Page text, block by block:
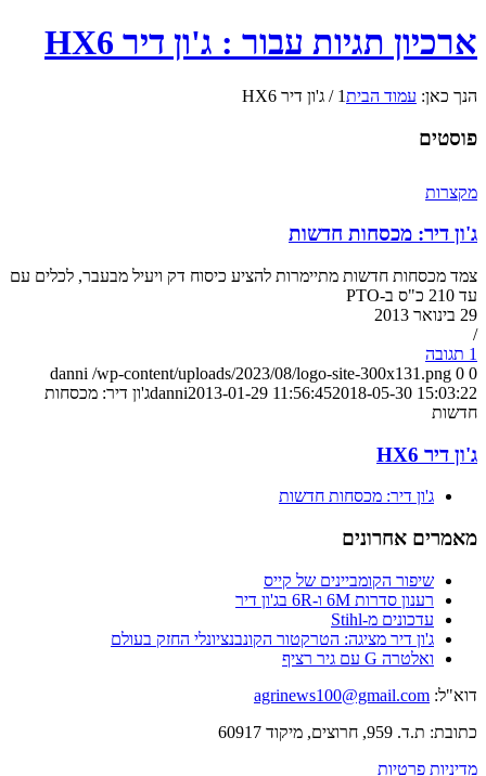
ארכיון תגיות עבור : ג'ון דיר HX6
הנך כאן: עמוד הבית1
/ ג'ון דיר HX6
פוסטים
מקצרות
ג'ון דיר: מכסחות חדשות
צמד מכסחות חדשות מתיימרות להציע כיסוח דק ויעיל מבעבר, לכלים עם
עד 210 כ"ס ב-PTO
29 בינואר 2013
/
1 תגובה
0
0
danni /wp-content/uploads/2023/08/logo-site-300x131.png
danni2013-01-29 11:56:452018-05-30 15:03:22
ג'ון דיר: מכסחות
חדשות
ג'ון דיר HX6
ג'ון דיר: מכסחות חדשות
מאמרים אחרונים
שיפור הקומביינים של קייס
רענון סדרות 6M ו-6R בג'ון דיר
עדכונים מ-Stihl
ג'ון דיר מציגה: הטרקטור הקונבנציונלי החזק בעולם
ואלטרה G עם גיר רציף
דוא"ל: agrinews100@gmail.com
כתובת: ת.ד. 959, חרוצים, מיקוד 60917
מדיניות פרטיות